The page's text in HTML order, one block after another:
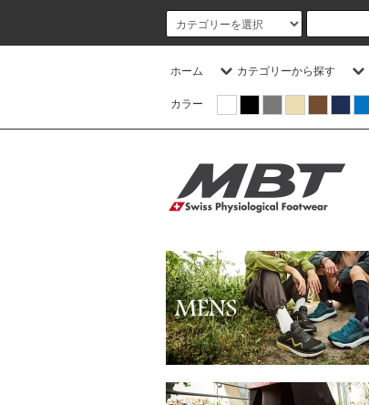
ホーム カテゴリーから探す
カラー